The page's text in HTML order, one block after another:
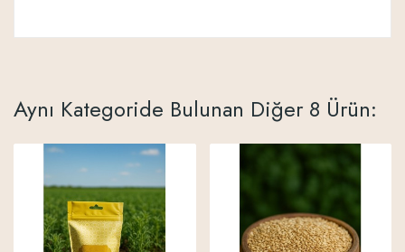
Aynı Kategoride Bulunan Diğer 8 Ürün: